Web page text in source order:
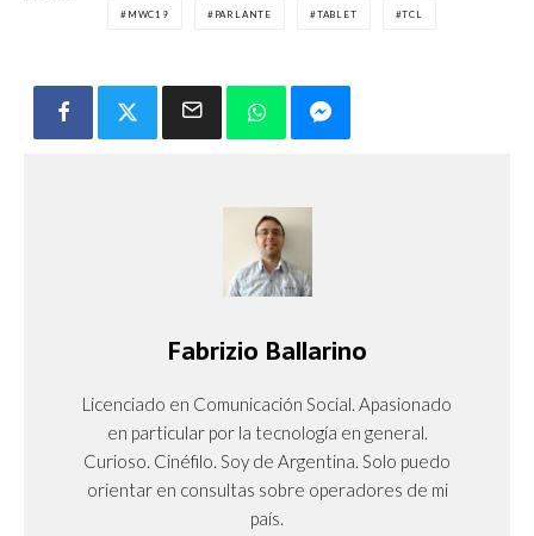
MWC19 PARLANTE TABLET TCL
Fabrizio Ballarino
Licenciado en Comunicación Social. Apasionado
en particular por la tecnología en general.
Curioso. Cinéfilo. Soy de Argentina. Solo puedo
orientar en consultas sobre operadores de mi
país.